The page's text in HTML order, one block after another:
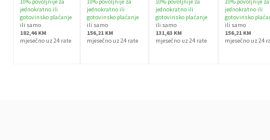
jednokratno ili
gotovinsko plaćanje
ili samo
182,46 KM
mjesečno uz 24 rate
jednokratno ili
gotovinsko plaćanje
ili samo
156,21 KM
mjesečno uz 24 rate
jednokratno ili
gotovinsko plaćanje
ili samo
131,63 KM
mjesečno uz 24 rate
jednokratno ili
gotovinsko
ili samo
156,21 KM
mjesečno uz 24